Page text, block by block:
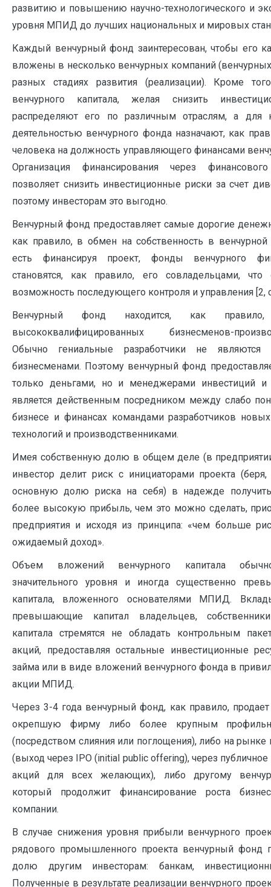
развитию и повышению научно-технологического и
уровня МПИД до лучших на­циональных и мировых
Каждый венчурный фонд заинтересован, чтобы его
вложены в несколько вен­чурных компаний
разных стадиях развития (реализации). Кроме
венчурного капитала, желая снизить
распределяют его по различным отраслям, а для
деятельностью венчурного фонда назначают, как
че­ловека на должность управляющего финансами
Организация финансирования че­рез
позволяет снизить инвестиционные риски за счет
по­этому инвесторам это выгодно.
Венчурный фонд предоставляет самые дорогие
как правило, в обмен на соб­ственность в
есть финансируя проект, фонды венчурного
становятся, как правило, его совладельцами, что
возможность последующего контроля и управления [2,
Венчурный фонд находится, как
высококвалифицированных бизнесменов-
Обычно гениальные разработчики не являются
бизнесменами. Поэтому венчурный фонд
только деньгами, но и менеджерами инвестиций и
является действенным посредником между слабо
бизнесе и финансах командами разработчиков
технологий и производственниками.
Имея собственную долю в общем деле (в
инвестор делит риск с ини­циаторами проекта
основную долю риска на себя) в надежде получить
более высокую прибыль, чем это можно сделать,
предприятия и исходя из принципа: «чем больше
ожидаемый доход».
Объем вложений венчурного капитала
значительного уровня и иногда суще­ственно
капитала, вложенного основателями МПИД.
превы­шающие капитал владельцев,
капитала стремятся не обладать контрольным
акций, предоставляя остальные инвестиционные
займа или в виде вложений венчурного фонда в
акции МПИД.
Через 3-4 года венчурный фонд, как правило,
окрепшую фирму либо более крупным
(посредством слияния или поглощения), либо на рынке
(выход через ІРО (initial public offering), через
акций для всех желающих), либо другому
который продолжит финансирование роста
компании.
В случае снижения уровня прибыли венчурного
рядового промышленного проекта венчурный фонд
долю другим инвесторам: банкам,
Полученные в результате реализации венчурного